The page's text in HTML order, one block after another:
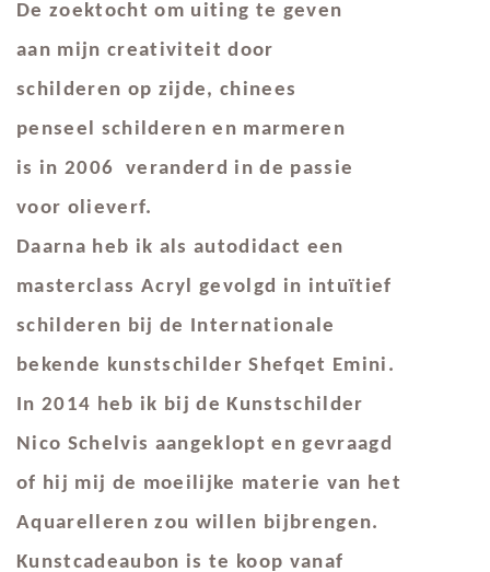
De zoektocht om uiting te geven
aan mijn creativiteit door
schilderen op zijde, chinees
penseel schilderen en marmeren
is in 2006 veranderd in de passie
voor olieverf.
Daarna heb ik als autodidact een
masterclass Acryl gevolgd in intuïtief
schilderen bij de Internationale
bekende kunstschilder Shefqet Emini.
In 2014 heb ik bij de Kunstschilder
Nico Schelvis aangeklopt en gevraagd
of hij mij de moeilijke materie van het
Aquarelleren zou willen bijbrengen.
Kunstcadeaubon is te koop vanaf